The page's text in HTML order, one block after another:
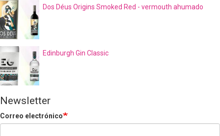
Dos Déus Origins Smoked Red - vermouth ahumado
Edinburgh Gin Classic
Newsletter
Correo electrónico